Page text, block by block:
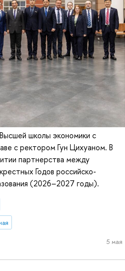
школы экономики с
с ректором Гун Цихуаном. В
партнерства между
Годов российско-
(2026–2027 годы).
5 мая